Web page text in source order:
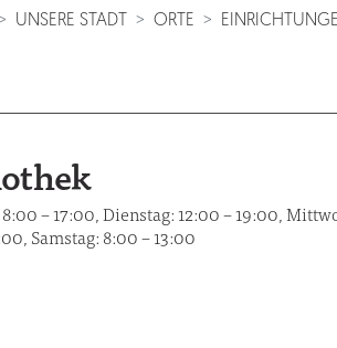
UNSERE STADT ORTE
– 17:00, Dienstag: 12:00 – 19:00,
Samstag: 8:00 – 13:00